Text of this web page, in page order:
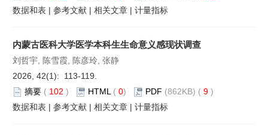
数据和表 | 参考文献 | 相关文章 | 计量指标
内蒙古医科大学医学本科生生命意义感现状调查
刘哲宇, 陈雪霞, 陈彦玲, 张静
2026, 42(1): 113-119.
摘要 ( 102 ) HTML ( 0) PDF (862KB) ( 9 )
数据和表 | 参考文献 | 相关文章 | 计量指标